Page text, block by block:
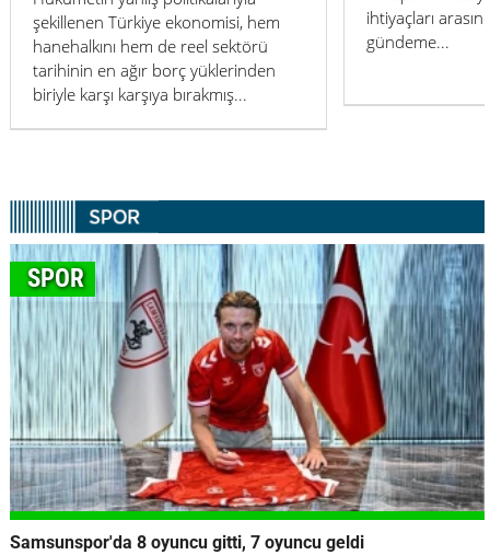
ihtiyaçları arasındaki gerilimi yeniden
gündeme...
önünde, gözleri
Biri başka
SPOR
Samsunspor'da 8 oyuncu gitti, 7 oyuncu geldi